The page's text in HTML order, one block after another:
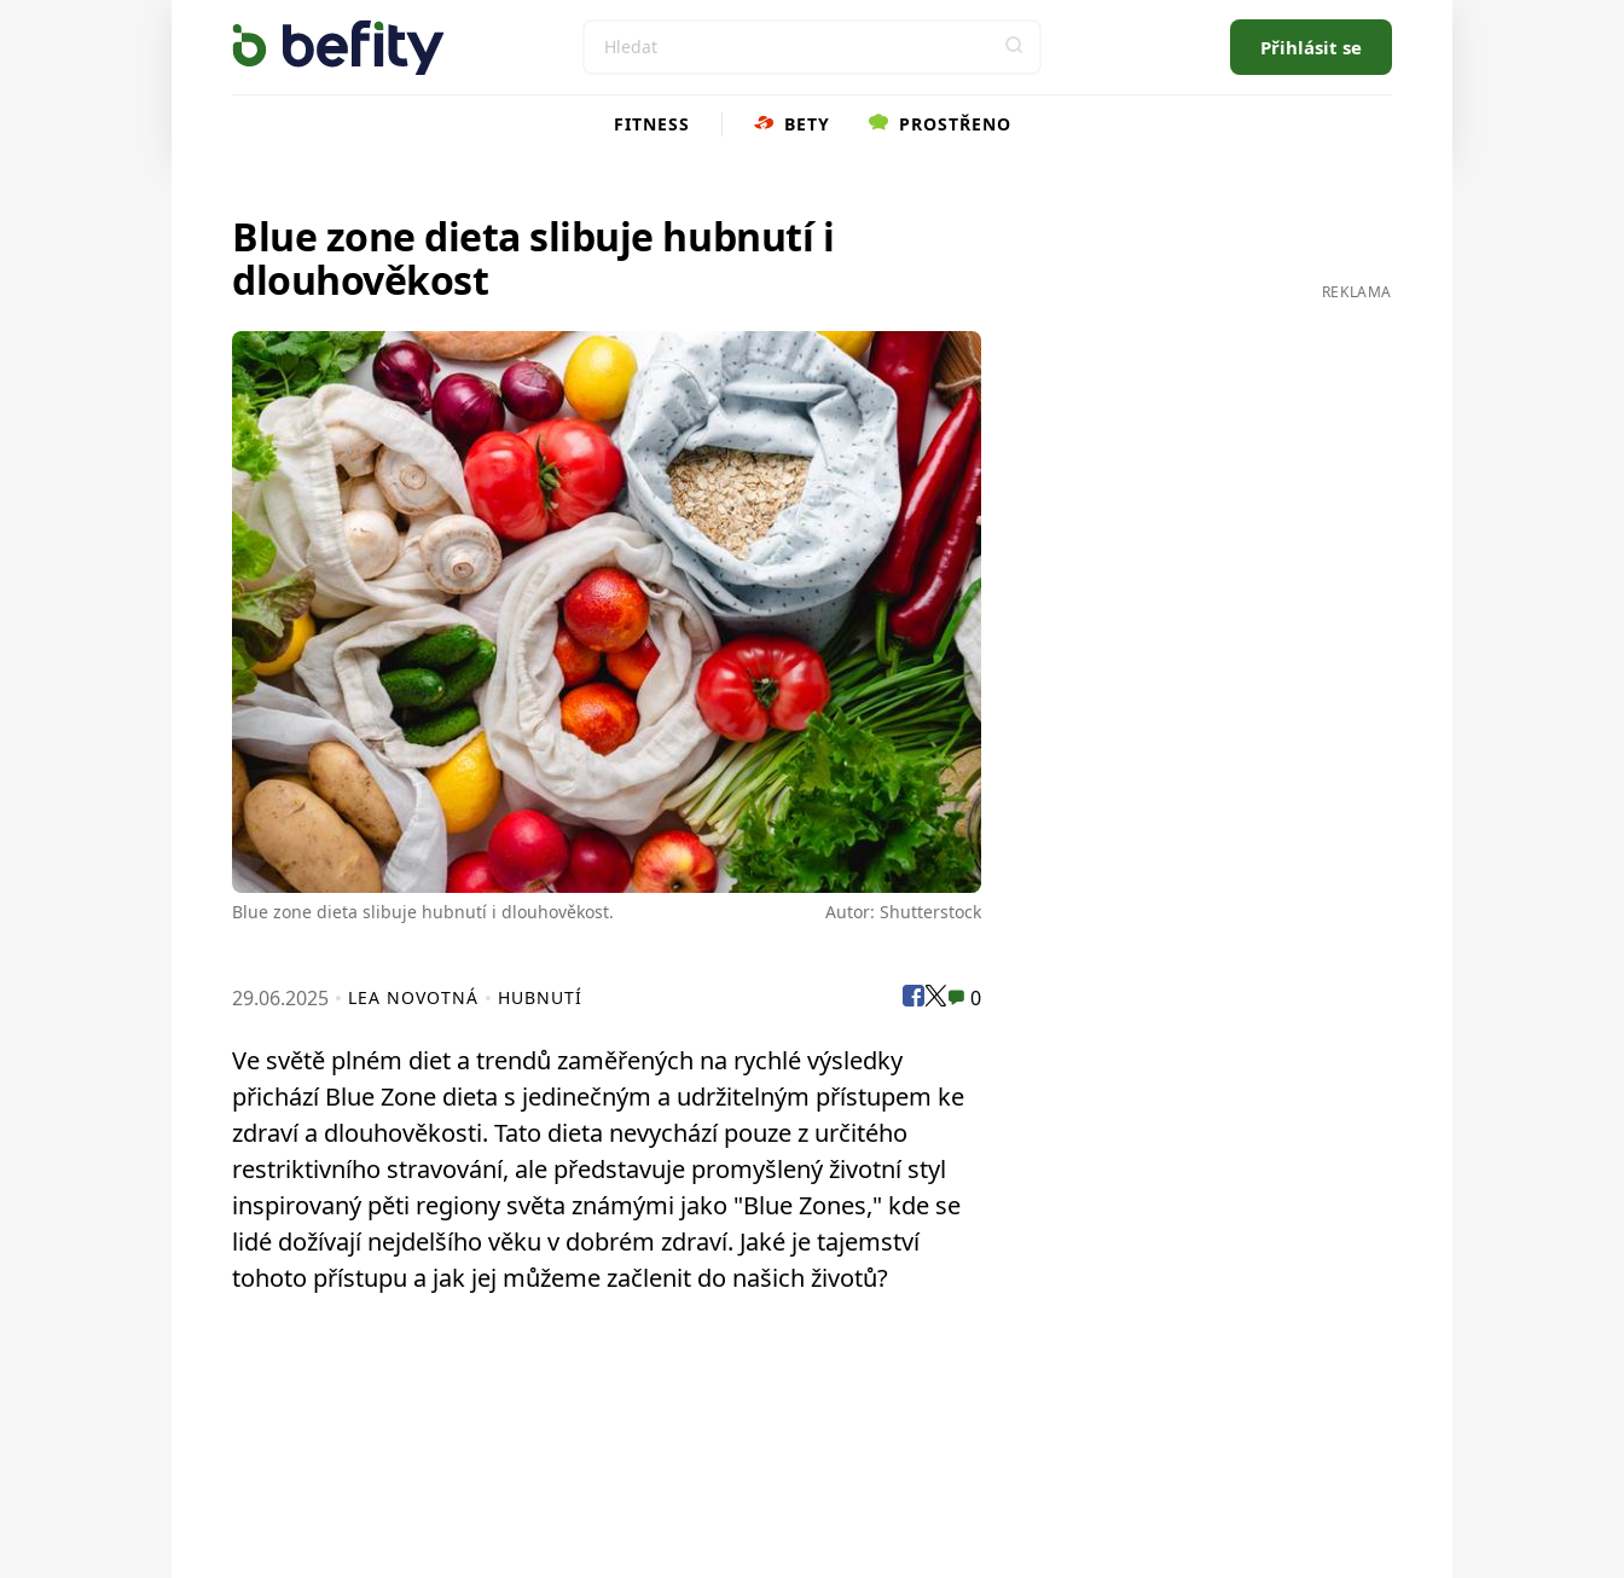
Přihlásit se
FITNESS BETY PROSTŘENO
Blue zone dieta slibuje hubnutí i
dlouhověkost
Blue zone dieta slibuje hubnutí i dlouhověkost. Autor: Shutterstock
29.06.2025 LEA NOVOTNÁ HUBNUTÍ 0
Ve světě plném diet a trendů zaměřených na rychlé výsledky
přichází Blue Zone dieta s jedinečným a udržitelným přístupem ke
zdraví a dlouhověkosti. Tato dieta nevychází pouze z určitého
restriktivního stravování, ale představuje promyšlený životní styl
inspirovaný pěti regiony světa známými jako "Blue Zones," kde se
lidé dožívají nejdelšího věku v dobrém zdraví. Jaké je tajemství
tohoto přístupu a jak jej můžeme začlenit do našich životů?
REKLAMA